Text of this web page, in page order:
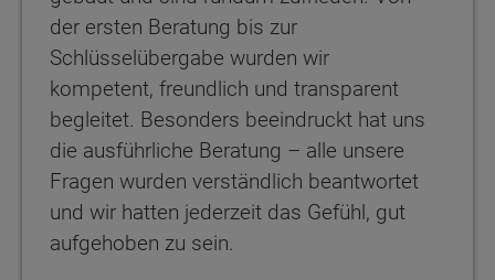
der ersten Beratung bis zur
Schlüsselübergabe wurden wir
kompetent, freundlich und transparent
begleitet. Besonders beeindruckt hat uns
die ausführliche Beratung – alle unsere
Fragen wurden verständlich beantwortet
und wir hatten jederzeit das Gefühl, gut
aufgehoben zu sein.